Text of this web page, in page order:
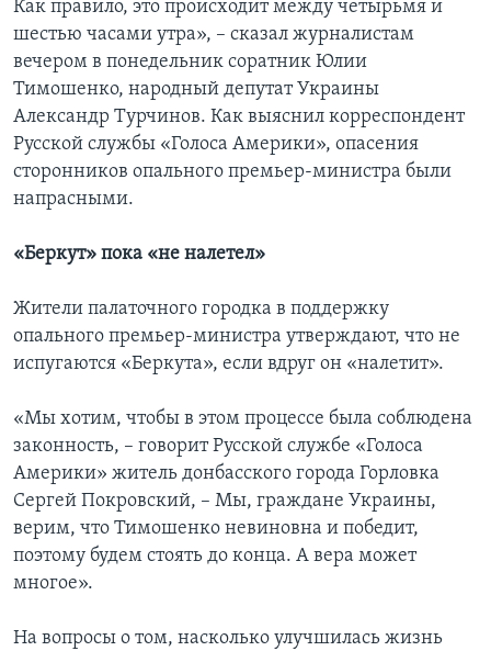
Как правило, это происходит между четырьмя и
шестью часами утра», – сказал журналистам
вечером в понедельник соратник Юлии
Тимошенко, народный депутат Украины
Александр Турчинов. Как выяснил корреспондент
Русской службы «Голоса Америки», опасения
сторонников опального премьер-министра были
напрасными.
«Беркут» пока «не налетел»
Жители палаточного городка в поддержку
опального премьер-министра утверждают, что не
испугаются «Беркута», если вдруг он «налетит».
«Мы хотим, чтобы в этом процессе была соблюдена
законность, – говорит Русской службе «Голоса
Америки» житель донбасского города Горловка
Сергей Покровский, – Мы, граждане Украины,
верим, что Тимошенко невиновна и победит,
поэтому будем стоять до конца. А вера может
многое».
На вопросы о том, насколько улучшилась жизнь